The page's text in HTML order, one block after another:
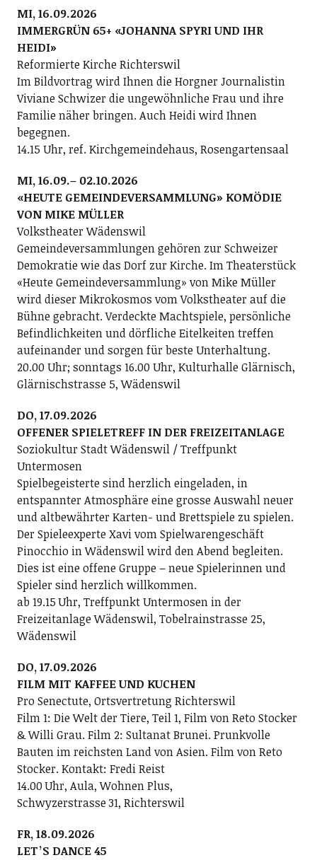
MI, 16.09.2026
IMMERGRÜN 65+ «JOHANNA SPYRI UND IHR
HEIDI»
Reformierte Kirche Richterswil
Im Bildvortrag wird Ihnen die Horgner Journalistin
Viviane Schwizer die ungewöhnliche Frau und ihre
Familie näher bringen. Auch Heidi wird Ihnen
begegnen.
14.15 Uhr, ref. Kirchgemeindehaus, Rosengartensaal
MI, 16.09.– 02.10.2026
«HEUTE GEMEINDEVERSAMMLUNG» KOMÖDIE
VON MIKE MÜLLER
Volkstheater Wädenswil
Gemeindeversammlungen gehören zur Schweizer
Demokratie wie das Dorf zur Kirche. Im Theaterstück
«Heute Gemeindeversammlung» von Mike Müller
wird dieser Mikrokosmos vom Volkstheater auf die
Bühne gebracht. Verdeckte Machtspiele, persönliche
Befindlichkeiten und dörfliche Eitelkeiten treffen
aufeinander und sorgen für beste Unterhaltung.
20.00 Uhr; sonntags 16.00 Uhr, Kulturhalle Glärnisch,
Glärnischstrasse 5, Wädenswil
DO, 17.09.2026
OFFENER SPIELETREFF IN DER FREIZEITANLAGE
Soziokultur Stadt Wädenswil / Treffpunkt
Untermosen
Spielbegeisterte sind herzlich eingeladen, in
entspannter Atmosphäre eine grosse Auswahl neuer
und altbewährter Karten- und Brettspiele zu spielen.
Der Spieleexperte Xavi vom Spielwarengeschäft
Pinocchio in Wädenswil wird den Abend begleiten.
Dies ist eine offene Gruppe – neue Spielerinnen und
Spieler sind herzlich willkommen.
ab 19.15 Uhr, Treffpunkt Untermosen in der
Freizeitanlage Wädenswil, Tobelrainstrasse 25,
Wädenswil
DO, 17.09.2026
FILM MIT KAFFEE UND KUCHEN
Pro Senectute, Ortsvertretung Richterswil
Film 1: Die Welt der Tiere, Teil 1, Film von Reto Stocker
& Willi Grau. Film 2: Sultanat Brunei. Prunkvolle
Bauten im reichsten Land von Asien. Film von Reto
Stocker. Kontakt: Fredi Reist
14.00 Uhr, Aula, Wohnen Plus,
Schwyzerstrasse 31, Richterswil
FR, 18.09.2026
LETʼS DANCE 45